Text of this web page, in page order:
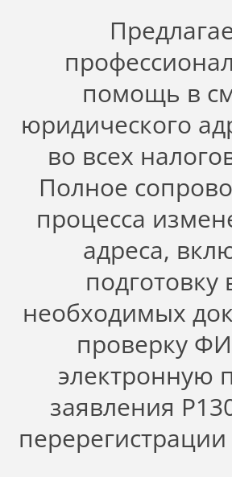
помощь в
юридического
во всех
Полное
процесса
адреса,
подготовку
необходимых
проверку
электронную
заявления